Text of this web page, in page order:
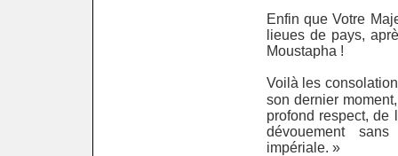
Enfin que Votre
lieues de pays,
Moustapha !
Voilà les
son dernier
profond respect, de
dévouement
impériale. »